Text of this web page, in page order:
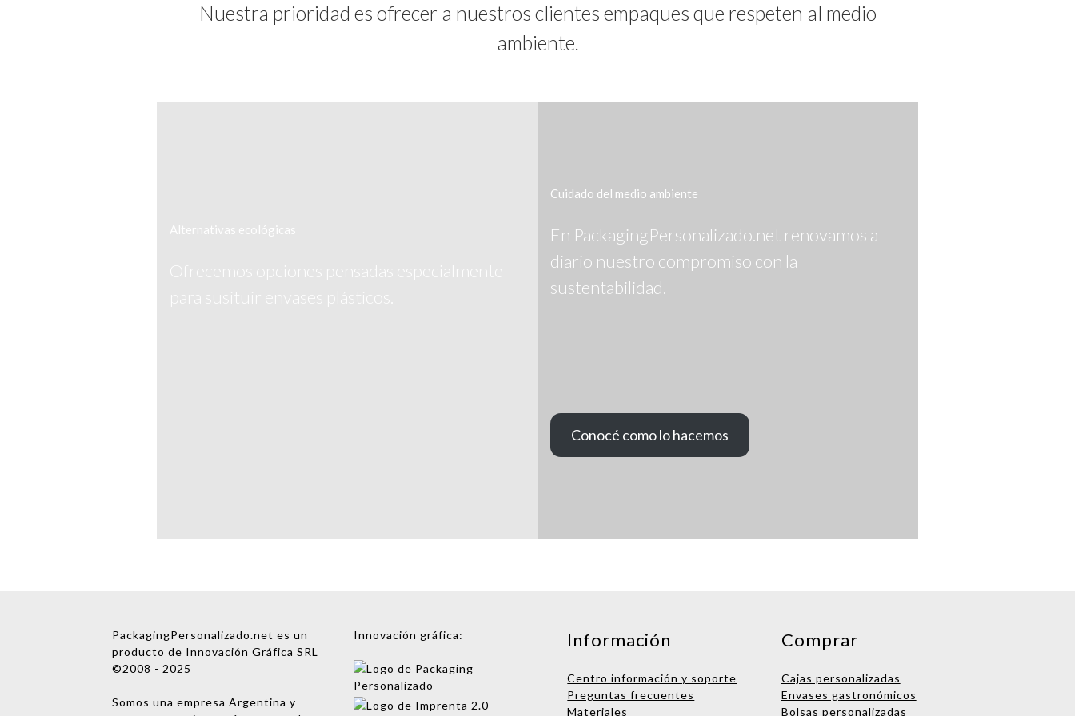
Nuestra prioridad es ofrecer a nuestros clientes empaques que respeten al medio
ambiente.
Alternativas ecológicas
Ofrecemos opciones pensadas especialmente
para susituir envases plásticos.
Cuidado del medio ambiente
En PackagingPersonalizado.net renovamos a
diario nuestro compromiso con la
sustentabilidad.
Conocé como lo hacemos
PackagingPersonalizado.net es un
producto de Innovación Gráfica SRL
©2008 - 2025
Somos una empresa Argentina y
Innovación gráfica: Información
Centro información y soporte
Preguntas frecuentes
Materiales
Comprar
Cajas personalizadas
Envases gastronómicos
Bolsas personalizadas